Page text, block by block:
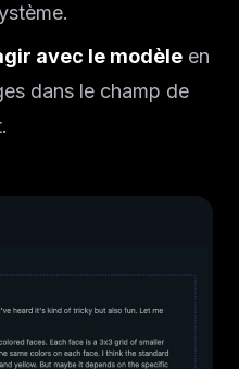
avec le modèle en
dans le champ de